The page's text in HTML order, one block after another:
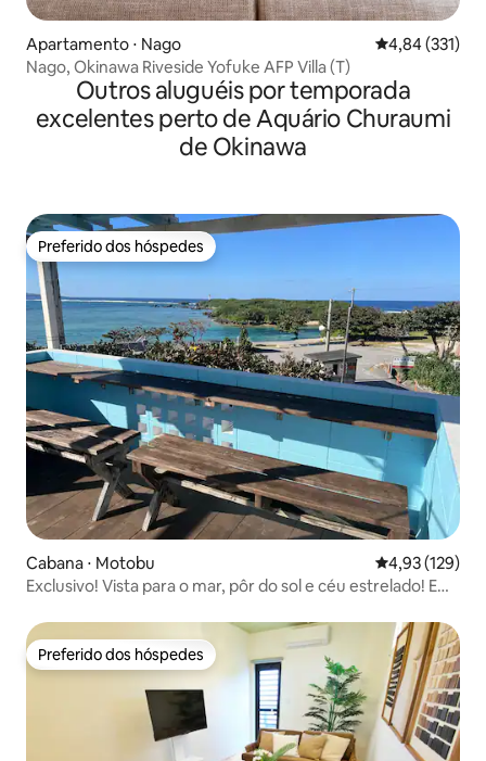
Apartamento ⋅ Nago 4,84 de uma
4,84 (331)
Nago, Okinawa Riveside Yofuke AFP Villa (T)
Outros aluguéis por temporada
excelentes perto de Aquário Churaumi
de Okinawa
Preferido dos hóspedes
Preferido dos hóspedes
Cabana ⋅ Motobu 4,93 de uma
4,93 (129)
Exclusivo! Vista para o mar, pôr do sol e céu estrelado! Em
costa de Bisesazaki
Preferido dos hóspedes
Preferido dos hóspedes